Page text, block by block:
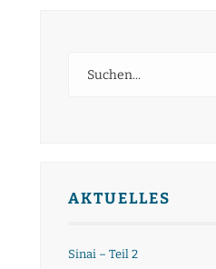
AKTUELLES
Sinai – Teil 2